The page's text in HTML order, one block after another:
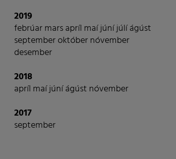
2019
febrúarmarsapríl maíjúníjúlíágúst
septemberoktóbernóvember
desember
2018
apríl maíjúníágúst nóvember
2017
september